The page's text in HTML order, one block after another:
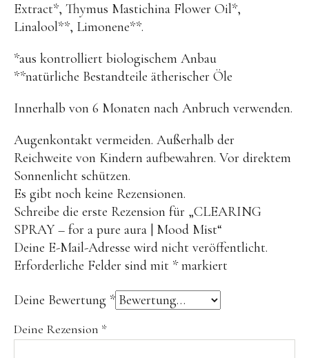
Extract*, Thymus Mastichina Flower Oil*,
Linalool**, Limonene**.
*aus kontrolliert biologischem Anbau
**natürliche Bestandteile ätherischer Öle
Innerhalb von 6 Monaten nach Anbruch verwenden.
Augenkontakt vermeiden. Außerhalb der
Reichweite von Kindern aufbewahren. Vor direktem
Sonnenlicht schützen.
Es gibt noch keine Rezensionen.
Schreibe die erste Rezension für „CLEARING
SPRAY – for a pure aura | Mood Mist“
Deine E-Mail-Adresse wird nicht veröffentlicht.
Erforderliche Felder sind mit *markiert
Deine Bewertung *
Deine Rezension *